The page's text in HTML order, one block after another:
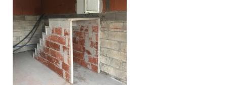
Escalier extérieur
Finitions pour escalier